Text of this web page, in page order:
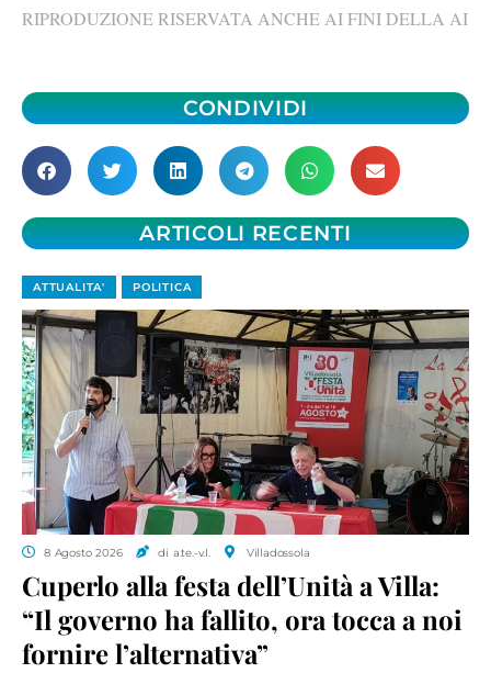
RIPRODUZIONE RISERVATA ANCHE AI FINI DELLA AI
CONDIVIDI
ARTICOLI RECENTI
ATTUALITA' POLITICA
8 Agosto 2026 di a.te.-v.l. Villadossola
Cuperlo alla festa dell’Unità a Villa:
“Il governo ha fallito, ora tocca a noi
fornire l’alternativa”